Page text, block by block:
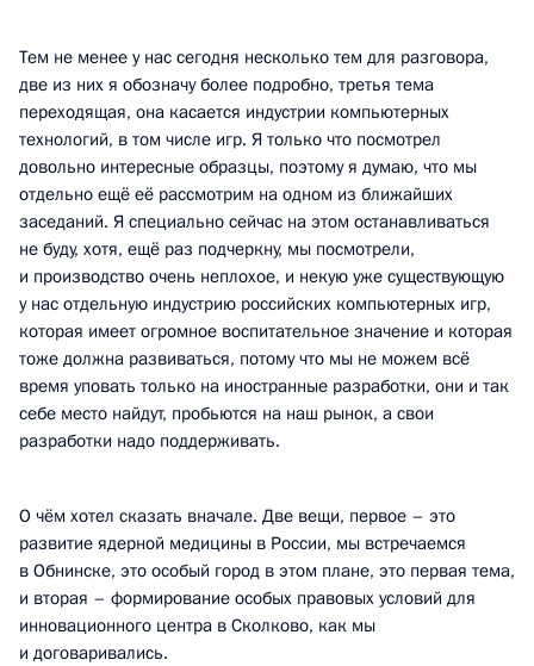
Тем не менее у нас сегодня несколько тем для разговора,
две из них я обозначу более подробно, третья тема
переходящая, она касается индустрии компьютерных
технологий, в том числе игр. Я только что посмотрел
довольно интересные образцы, поэтому я думаю, что мы
отдельно ещё её рассмотрим на одном из ближайших
заседаний. Я специально сейчас на этом останавливаться
не буду, хотя, ещё раз подчеркну, мы посмотрели,
и производство очень неплохое, и некую уже существующую
у нас отдельную индустрию российских компьютерных игр,
которая имеет огромное воспитательное значение и которая
тоже должна развиваться, потому что мы не можем всё
время уповать только на иностранные разработки, они и так
себе место найдут, пробьются на наш рынок, а свои
разработки надо поддерживать.
О чём хотел сказать вначале. Две вещи, первое – это
развитие ядерной медицины в России, мы встречаемся
в Обнинске, это особый город в этом плане, это первая тема,
и вторая – формирование особых правовых условий для
инновационного центра в Сколково, как мы
и договаривались.